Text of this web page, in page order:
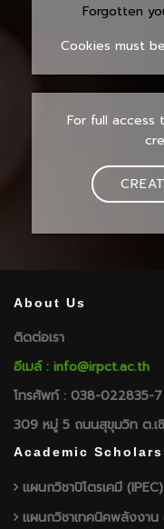
Forgotten
Cookies must
For full
About Us
ติดต่อเรา
อีเมล์ : info@irpct.ac.th
โทรศัพท์ : 038-022835-7
309 หมู่ 5 ถนนสุขุมวิท ต.เ
Academic
แผนกวิชาปิโตรเคมี (IPEC)
แผนกวิชาเทคนิคพลังงาน